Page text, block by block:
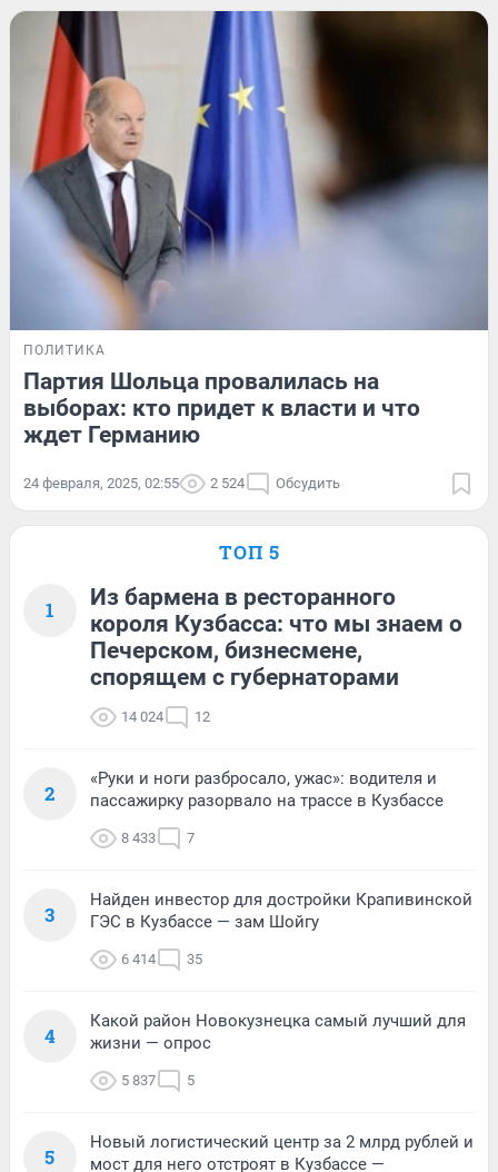
ПОЛИТИКА
Партия Шольца провалилась на
выборах: кто придет к власти и что
ждет Германию
24 февраля, 2025, 02:55 2 524 Обсудить
ТОП 5
1
Из бармена в ресторанного
короля Кузбасса: что мы знаем о
Печерском, бизнесмене,
спорящем с губернаторами
14 024 12
2
«Руки и ноги разбросало, ужас»: водителя и
пассажирку разорвало на трассе в Кузбассе
8 433 7
3
Найден инвестор для достройки Крапивинской
ГЭС в Кузбассе — зам Шойгу
6 414 35
4
Какой район Новокузнецка самый лучший для
жизни — опрос
5 837 5
5
Новый логистический центр за 2 млрд рублей и
мост для него отстроят в Кузбассе —